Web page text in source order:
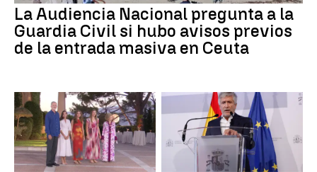
La Audiencia Nacional pregunta a la
Guardia Civil si hubo avisos previos
de la entrada masiva en Ceuta